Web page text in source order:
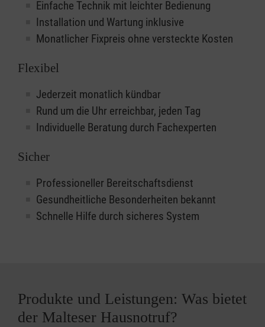
Einfache Technik mit leichter Bedienung
Installation und Wartung inklusive
Monatlicher Fixpreis ohne versteckte Kosten
Flexibel
Jederzeit monatlich kündbar
Rund um die Uhr erreichbar, jeden Tag
Individuelle Beratung durch Fachexperten
Sicher
Professioneller Bereitschaftsdienst
Gesundheitliche Besonderheiten bekannt
Schnelle Hilfe durch sicheres System
Produkte und Leistungen: Was bietet
der Malteser Hausnotruf?